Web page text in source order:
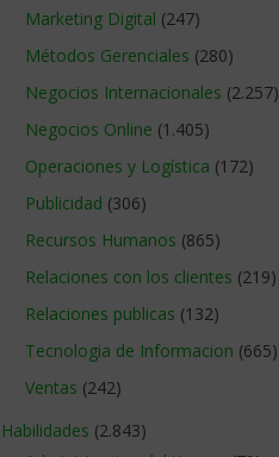
Marketing Digital (247)
Métodos Gerenciales (280)
Negocios Internacionales (2.257)
Negocios Online (1.405)
Operaciones y Logística (172)
Publicidad (306)
Recursos Humanos (865)
Relaciones con los clientes (219)
Relaciones publicas (132)
Tecnologia de Informacion (665)
Ventas (242)
Habilidades (2.843)